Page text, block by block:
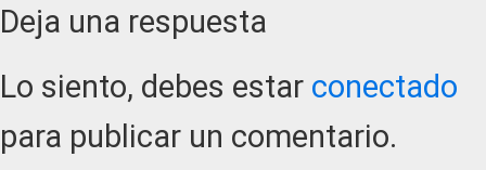
Reader
Interactions
Deja una respuesta
Lo siento, debes estar conectado
para publicar un comentario.